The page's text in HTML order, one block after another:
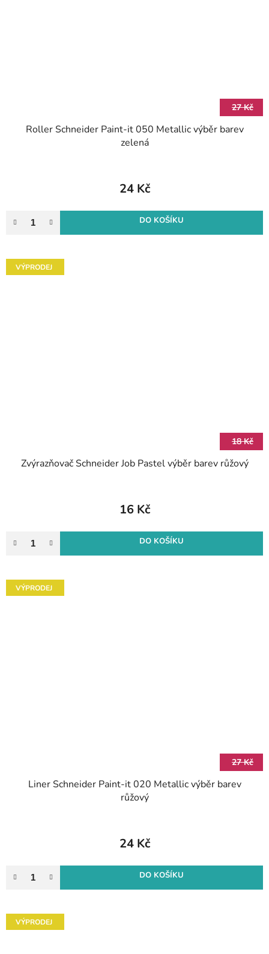
27 Kč
Roller Schneider Paint-it 050 Metallic výběr barev
zelená
24 Kč
DO KOŠÍKU
VÝPRODEJ
18 Kč
Zvýrazňovač Schneider Job Pastel výběr barev růžový
16 Kč
DO KOŠÍKU
VÝPRODEJ
27 Kč
Liner Schneider Paint-it 020 Metallic výběr barev
růžový
24 Kč
DO KOŠÍKU
VÝPRODEJ